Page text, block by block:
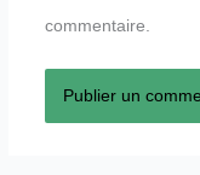
commentaire.